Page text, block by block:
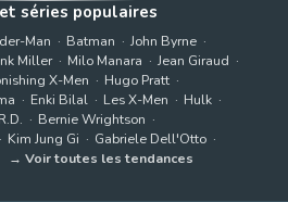
séries populaires
Man Batman
John Byrne
Miller Milo Manara
Jean Giraud
X-Men
Hugo Pratt
Enki Bilal Les X-Men
Hulk
Bernie Wrightson
Kim Jung Gi
Gabriele Dell'Otto
Voir toutes les tendances